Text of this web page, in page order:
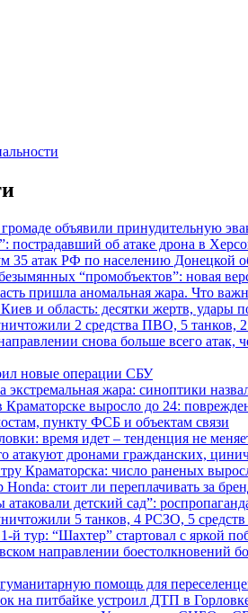
объявили принудительную
пострадавший об атаке дрона в
35 атак РФ по населению Донецкой
“промобъектов”: новая
пришла аномальная жара. Что
и область: десятки жертв, удары
2 средства ПВО, 5 танков,
снова больше всего атак,
новые операции СБУ
экстремальная жара: синоптики
Краматорске выросло до 24:
пункту ФСБ и объектам связи
время идет – тенденция не
атакуют дронами гражданских,
Краматорска: число раненых
стоит ли переплачивать за
детский сад”:
5 танков, 4 РСЗО, 5
й тур: “Шахтер” стартовал с яркой
направлении боестолкновений
помощь для
на питбайке устроил ДТП в